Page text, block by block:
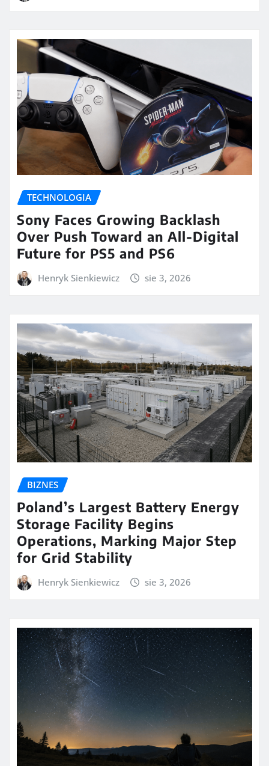
TECHNOLOGIA
Sony Faces Growing Backlash
Over Push Toward an All-Digital
Future for PS5 and PS6
Henryk Sienkiewicz sie 3, 2026
BIZNES
Poland’s Largest Battery Energy
Storage Facility Begins
Operations, Marking Major Step
for Grid Stability
Henryk Sienkiewicz sie 3, 2026